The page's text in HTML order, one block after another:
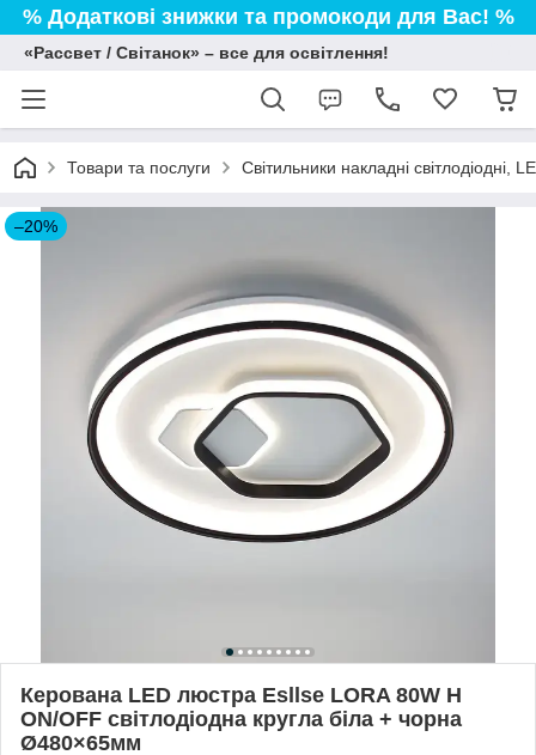
% Додаткові знижки та промокоди для Вас! %
«Рассвет / Світанок» – все для освітлення!
Товари та послуги Світильники накладні світлодіодні,
–20%
Керована LED люстра Esllse LORA 80W H
ON/OFF світлодіодна кругла біла + чорна
Ø480×65мм